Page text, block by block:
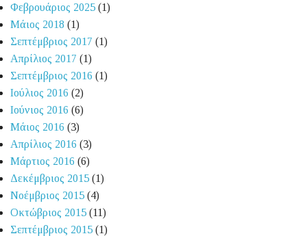
Φεβρουάριος 2025 (1)
Μάιος 2018 (1)
Σεπτέμβριος 2017 (1)
Απρίλιος 2017 (1)
Σεπτέμβριος 2016 (1)
Ιούλιος 2016 (2)
Ιούνιος 2016 (6)
Μάιος 2016 (3)
Απρίλιος 2016 (3)
Μάρτιος 2016 (6)
Δεκέμβριος 2015 (1)
Νοέμβριος 2015 (4)
Οκτώβριος 2015 (11)
Σεπτέμβριος 2015 (1)